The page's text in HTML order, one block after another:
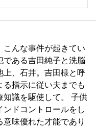
こんな事件が起きてい
である吉田純子と洗脳
上、石井。吉田様と呼
指示に従い夫までも
知識を駆使して。 子供
ドコントロールをし
味優れた才能であり